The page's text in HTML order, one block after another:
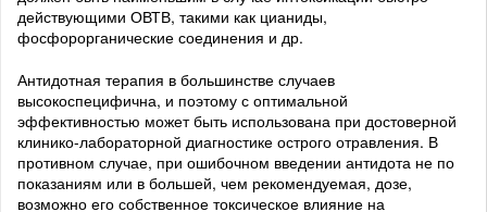
действующими ОВТВ, такими как цианиды,
фосфорорганические соединения и др.
Антидотная терапия в большинстве случаев
высокоспецифична, и поэтому с оптимальной
эффективностью может быть использована при достоверной
клинико-лабораторной диагностике острого отравления. В
противном случае, при ошибочном введении антидота не по
показаниям или в большей, чем рекомендуемая, дозе,
возможно его собственное токсическое влияние на